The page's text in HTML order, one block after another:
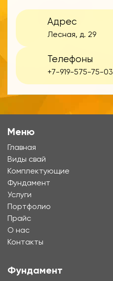
Адрес
Лесная, д. 29
Телефоны
+7-919-575-75-03
Меню
Главная
Виды свай
Комплектующие
Фундамент
Услуги
Портфолио
Прайс
О нас
Контакты
Фундамент